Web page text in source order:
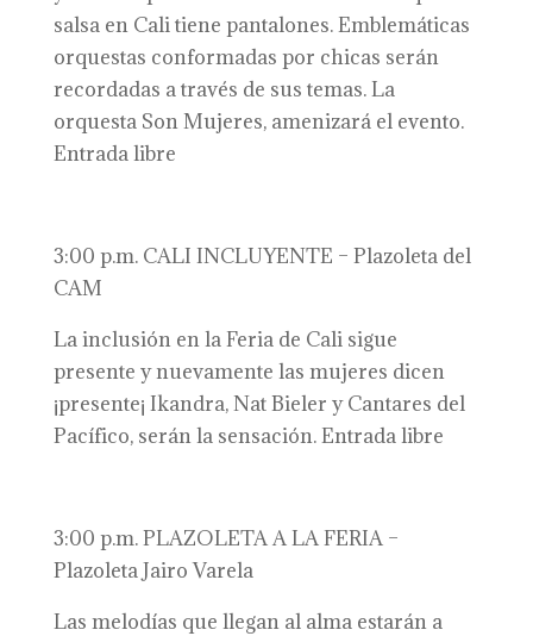
salsa en Cali tiene pantalones. Emblemáticas
orquestas conformadas por chicas serán
recordadas a través de sus temas. La
orquesta Son Mujeres, amenizará el evento.
Entrada libre
3:00 p.m. CALI INCLUYENTE – Plazoleta del
CAM
La inclusión en la Feria de Cali sigue
presente y nuevamente las mujeres dicen
¡presente¡ Ikandra, Nat Bieler y Cantares del
Pacífico, serán la sensación. Entrada libre
3:00 p.m. PLAZOLETA A LA FERIA –
Plazoleta Jairo Varela
Las melodías que llegan al alma estarán a